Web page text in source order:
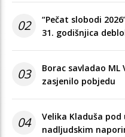
02
“Pečat slobodi
31. godišnjica
03
Borac savladao
zasjenilo pobjedu
04
Velika Kladuša
nadljudskim